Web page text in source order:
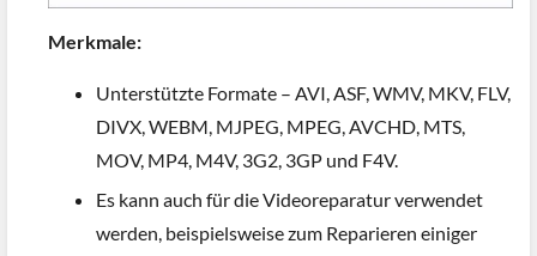
Merkmale:
Unterstützte Formate – AVI, ASF, WMV, MKV, FLV,
DIVX, WEBM, MJPEG, MPEG, AVCHD, MTS,
MOV, MP4, M4V, 3G2, 3GP und F4V.
Es kann auch für die Videoreparatur verwendet
werden, beispielsweise zum Reparieren einiger